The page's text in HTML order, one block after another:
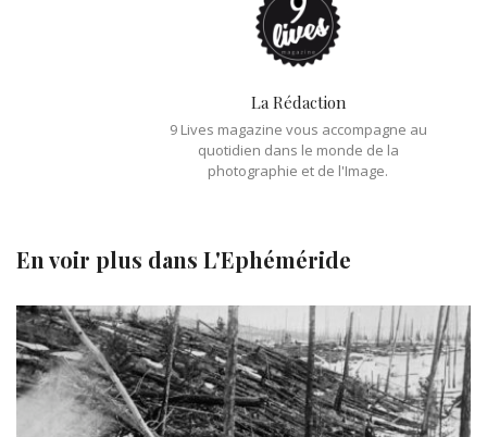
La Rédaction
9 Lives magazine vous accompagne au
quotidien dans le monde de la
photographie et de l'Image.
En voir plus dans L'Ephéméride